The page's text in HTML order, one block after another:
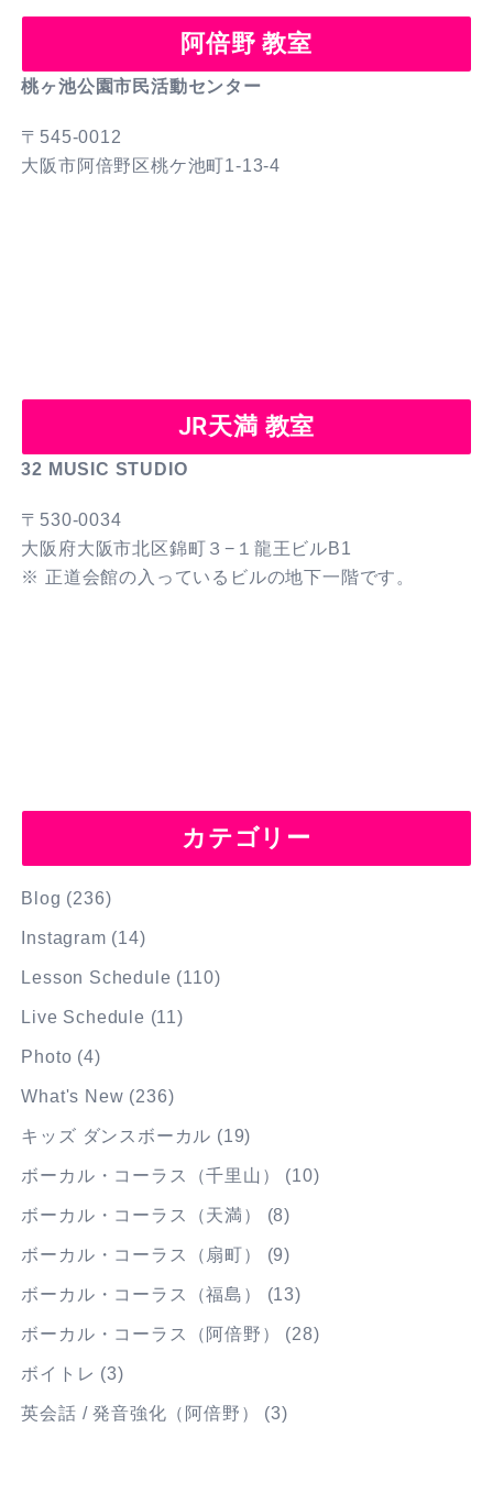
阿倍野 教室
桃ヶ池公園市民活動センター
〒545-0012
大阪市阿倍野区桃ケ池町1-13-4
JR天満 教室
32 MUSIC STUDIO
〒530-0034
大阪府大阪市北区錦町３−１龍王ビルB1
※ 正道会館の入っているビルの地下一階です。
カテゴリー
Blog (236)
Instagram (14)
Lesson Schedule (110)
Live Schedule (11)
Photo (4)
What's New (236)
キッズ ダンスボーカル (19)
ボーカル・コーラス（千里山） (10)
ボーカル・コーラス（天満） (8)
ボーカル・コーラス（扇町） (9)
ボーカル・コーラス（福島） (13)
ボーカル・コーラス（阿倍野） (28)
ボイトレ (3)
英会話 / 発音強化（阿倍野） (3)